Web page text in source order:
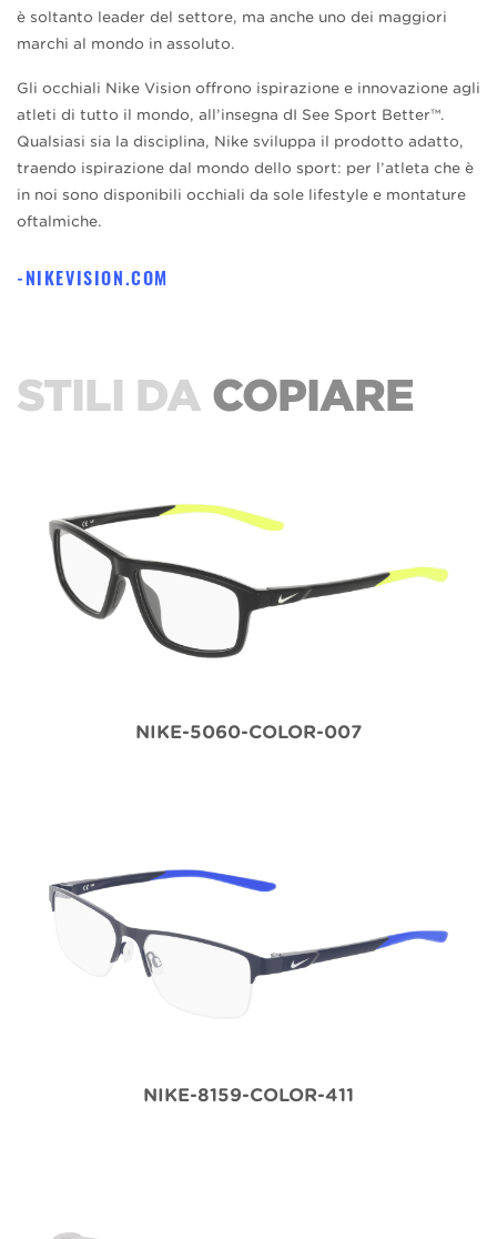
è soltanto leader del settore, ma anche uno dei maggiori
marchi al mondo in assoluto.
Gli occhiali Nike Vision offrono ispirazione e innovazione agli
atleti di tutto il mondo, all’insegna dI See Sport Better™.
Qualsiasi sia la disciplina, Nike sviluppa il prodotto adatto,
traendo ispirazione dal mondo dello sport: per l’atleta che è
in noi sono disponibili occhiali da sole lifestyle e montature
oftalmiche.
NIKEVISION.COM
STILI DA COPIARE
NIKE-5060-COLOR-007
NIKE-8159-COLOR-411